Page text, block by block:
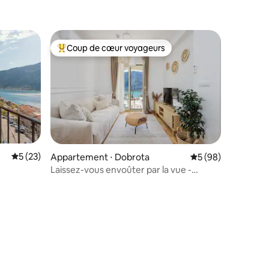
Évaluation moyenne sur la base de 23 commentaires : 5 sur 5
5 (23)
Coups de cœur voyageurs les plus appréciés
Coup de cœur voyageurs
Appartement ⋅ Dobrota Évaluation
5 (98)
Laissez-vous envoûter par la vue -